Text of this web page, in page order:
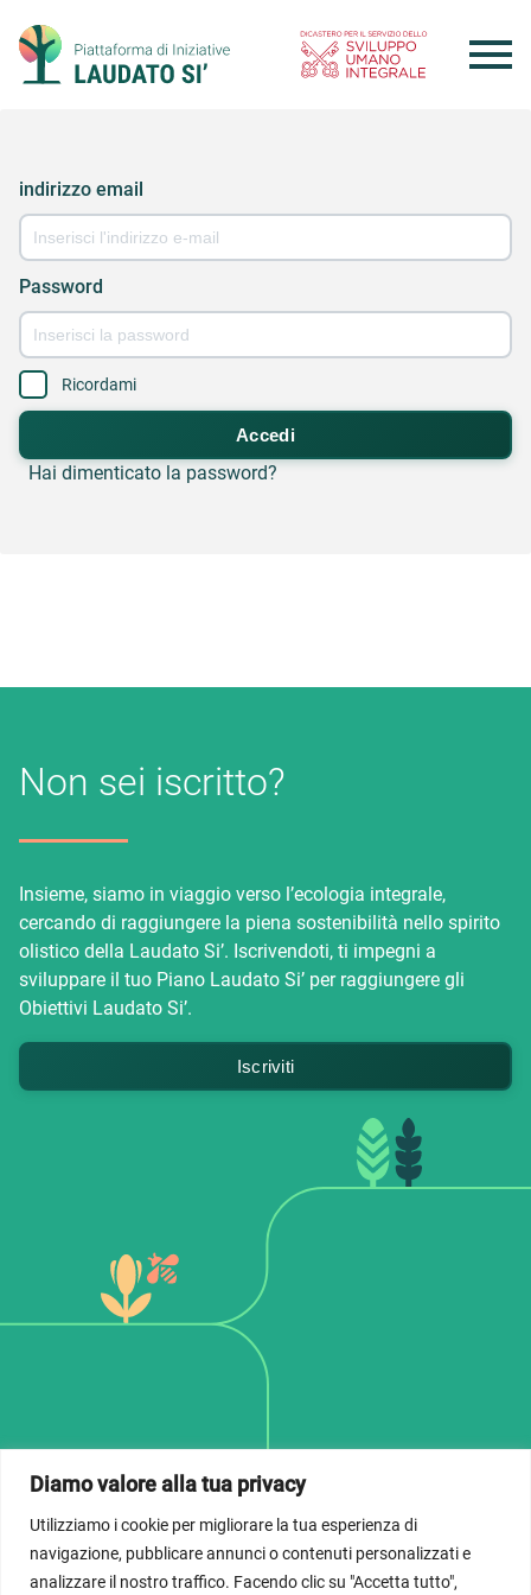
Diamo valore alla tua privacy
Utilizziamo i cookie per migliorare la tua esperienza di
navigazione, pubblicare annunci o contenuti personalizzati e
analizzare il nostro traffico. Facendo clic su "Accetta tutto",
content
indirizzo email
Password
Ricordami
Accedi
Hai dimenticato la password?
Non sei iscritto?
Insieme, siamo in viaggio verso l’ecologia integrale,
cercando di raggiungere la piena sostenibilità nello spirito
olistico della Laudato Si’. Iscrivendoti, ti impegni a
sviluppare il tuo Piano Laudato Si’ per raggiungere gli
Obiettivi Laudato Si’.
Iscriviti
© Dicastero per il Servizio per lo Sviluppo Umano
Integrale 2026; Imagem do banner inicial propriedade do